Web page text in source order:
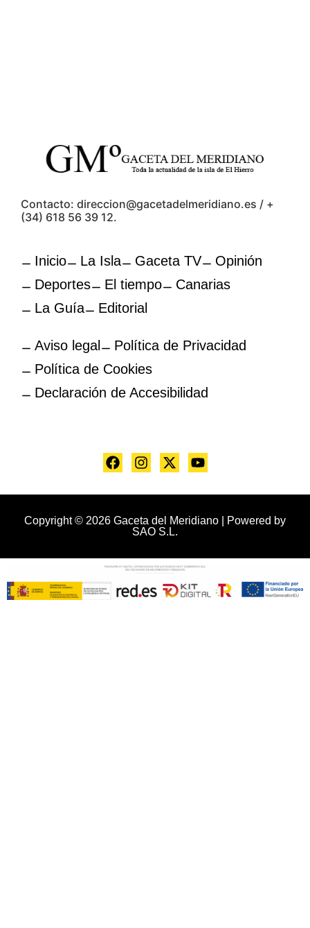
Contacto: direccion@gacetadelmeridiano.es / +
(34) 618 56 39 12.
Inicio La Isla Gaceta TV
Opinión
Deportes
El tiempo
Canarias
La Guía
Editorial
Aviso legal
Política de Privacidad
Política de Cookies
Declaración de Accesibilidad
Copyright © 2026 Gaceta del Meridiano | Powered by
SAO S.L.